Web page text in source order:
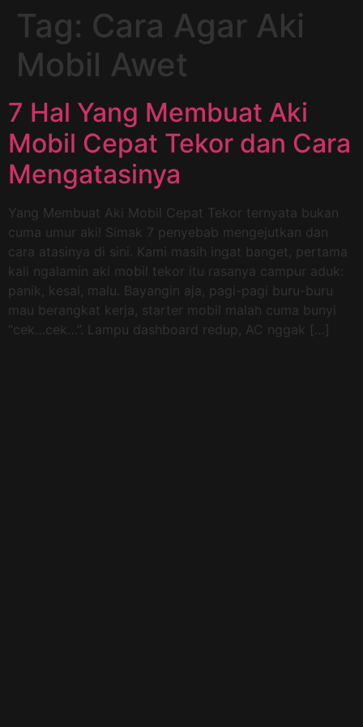
Tag: Cara Agar Aki
Mobil Awet
7 Hal Yang Membuat Aki
Mobil Cepat Tekor dan Cara
Mengatasinya
Yang Membuat Aki Mobil Cepat Tekor ternyata bukan
cuma umur aki! Simak 7 penyebab mengejutkan dan
cara atasinya di sini. Kami masih ingat banget, pertama
kali ngalamin aki mobil tekor itu rasanya campur aduk:
panik, kesal, malu. Bayangin aja, pagi-pagi buru-buru
mau berangkat kerja, starter mobil malah cuma bunyi
“cek…cek…”. Lampu dashboard redup, AC nggak […]